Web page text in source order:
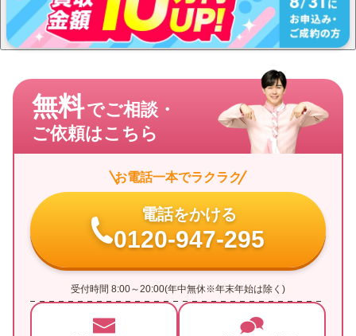
無料でご相談・
ご依頼はこちら
お電話一本でラクラク
電話をかける
0120-947-295
受付時間 8:00～20:00(年中無休※年末年始は除く)